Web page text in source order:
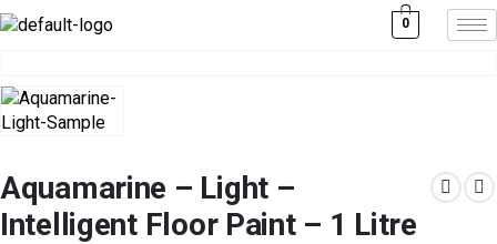
0
Aquamarine – Light –
Intelligent Floor Paint – 1 Litre